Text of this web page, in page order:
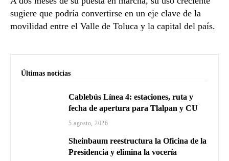
sugiere que podría convertirse en un eje clave de la
movilidad entre el Valle de Toluca y la capital del país.
Últimas noticias
Cablebús Línea 4: estaciones, ruta y
fecha de apertura para Tlalpan y CU
5 agosto, 2026
Sheinbaum reestructura la Oficina de la
Presidencia y elimina la vocería